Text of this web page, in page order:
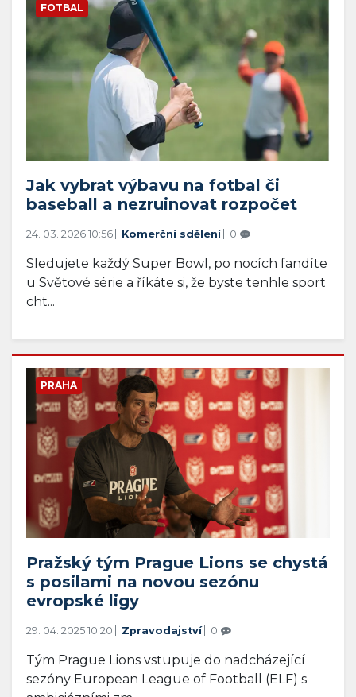
FOTBAL
Jak vybrat výbavu na fotbal či
baseball a nezruinovat rozpočet
24. 03. 2026 10:56 Komerční sdělení 0
Sledujete každý Super Bowl, po nocích fandíte
u Světové série a říkáte si, že byste tenhle sport
cht...
PRAHA
Pražský tým Prague Lions se chystá
s posilami na novou sezónu
evropské ligy
29. 04. 2025 10:20 Zpravodajství 0
Tým Prague Lions vstupuje do nadcházející
sezóny European League of Football (ELF) s